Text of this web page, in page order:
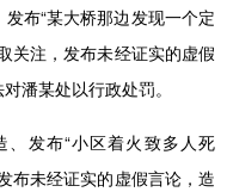
布“某大桥那边发现一个定
关注，发布未经证实的虚假
潘某处以行政处罚。
、发布“小区着火致多人死
布未经证实的虚假言论，造